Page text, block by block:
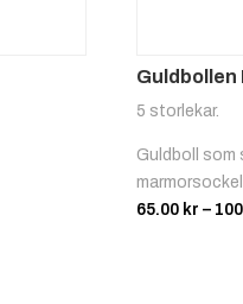
Guldbollen
5 storlekar.
Guldboll som
65.00 kr –